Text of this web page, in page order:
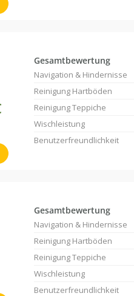
Gesamtbewertung
Navigation & Hindernisse
Reinigung Hartböden
Reinigung Teppiche
Wischleistung
Benutzerfreundlichkeit
Gesamtbewertung
Navigation & Hindernisse
Reinigung Hartböden
Reinigung Teppiche
Wischleistung
Benutzerfreundlichkeit